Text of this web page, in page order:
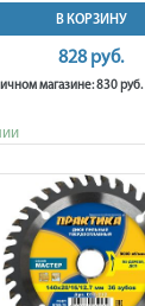
В КОРЗИНУ
828 руб.
магазине: 830 руб.